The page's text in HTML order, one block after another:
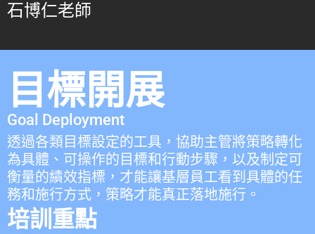
石博仁老師
目標開展
Goal Deployment
透過各類目標設定的工具，協助主管將策略轉化
為具體、可操作的目標和行動步驟，以及制定可
衡量的績效指標，才能讓基層員工看到具體的任
務和施行方式，策略才能真正落地施行。
培訓重點